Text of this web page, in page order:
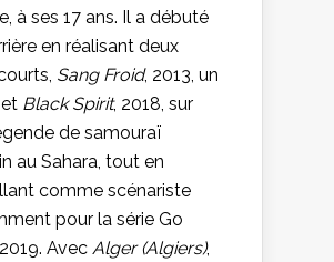
à ses 17 ans. Il a débuté
en réalisant deux
Sang Froid, 2013, un
Black Spirit, 2018, sur
de samouraï
au Sahara, tout en
comme scénariste
pour la série Go
Avec Alger (Algiers),